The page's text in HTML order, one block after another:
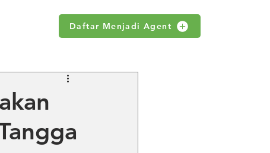
Daftar Menjadi Agent